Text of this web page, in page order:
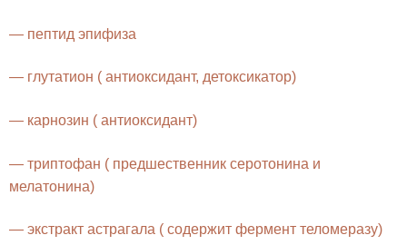
— пептид эпифиза
— глутатион ( антиоксидант, детоксикатор)
— карнозин ( антиоксидант)
— триптофан ( предшественник серотонина и
мелатонина)
— экстракт астрагала ( содержит фермент теломеразу)